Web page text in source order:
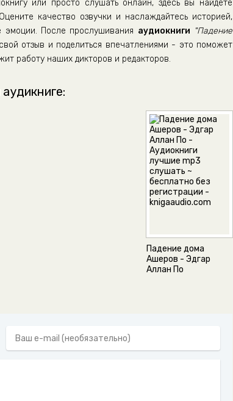
или просто слушать онлайн, здесь вы найдете
качество озвучки и наслаждайтесь историей,
эмоции. После прослушивания аудиокниги "Падение
отзыв и поделиться впечатлениями - это поможет
работу наших дикторов и редакторов.
Падение дома
Ашеров - Эдгар
Аллан По